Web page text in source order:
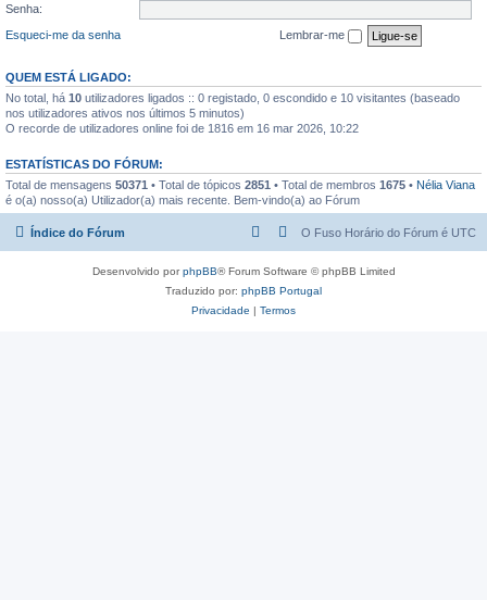
Senha:
Esqueci-me da senha
Lembrar-me
QUEM ESTÁ LIGADO:
No total, há 10 utilizadores ligados :: 0 registado, 0 escondido e 10 visitantes (baseado
nos utilizadores ativos nos últimos 5 minutos)
O recorde de utilizadores online foi de 1816 em 16 mar 2026, 10:22
ESTATÍSTICAS DO FÓRUM:
Total de mensagens 50371 • Total de tópicos 2851 • Total de membros 1675 • Nélia Viana
é o(a) nosso(a) Utilizador(a) mais recente. Bem-vindo(a) ao Fórum
Índice do Fórum O Fuso Horário do Fórum é UTC
Desenvolvido porphpBB® Forum Software © phpBB Limited
Traduzido por: phpBB Portugal
Privacidade | Termos